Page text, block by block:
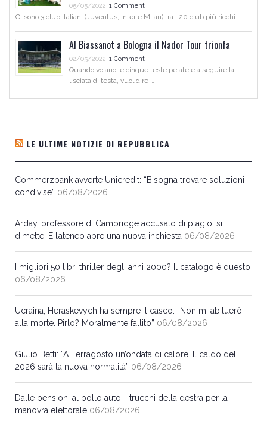
05/05/2022 1 Comment
Ci sono 3 club italiani (Juventus, Inter e Milan) tra i 20 club più ricchi …
Al Biassanot a Bologna il Nador Tour trionfa
02/05/2022 1 Comment
Quando volano le cinque teste pelate e a seguire la
lisciata di testa, vuol dire …
LE ULTIME NOTIZIE DI REPUBBLICA
Commerzbank avverte Unicredit: “Bisogna trovare soluzioni
condivise” 06/08/2026
Arday, professore di Cambridge accusato di plagio, si
dimette. E l’ateneo apre una nuova inchiesta 06/08/2026
I migliori 50 libri thriller degli anni 2000? Il catalogo è questo
06/08/2026
Ucraina, Heraskevych ha sempre il casco: “Non mi abituerò
alla morte. Pirlo? Moralmente fallito” 06/08/2026
Giulio Betti: “A Ferragosto un’ondata di calore. Il caldo del
2026 sarà la nuova normalità” 06/08/2026
Dalle pensioni al bollo auto. I trucchi della destra per la
manovra elettorale 06/08/2026